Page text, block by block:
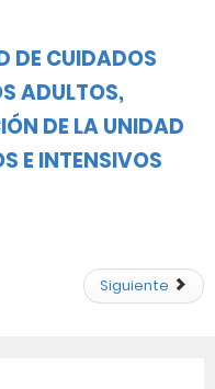
DE CUIDADOS
ADULTOS,
DE LA UNIDAD
E INTENSIVOS
Siguiente